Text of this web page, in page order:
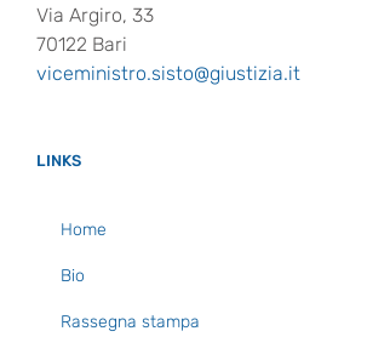
Via Argiro, 33
70122 Bari
viceministro.sisto@giustizia.it
LINKS
Home
Bio
Rassegna stampa